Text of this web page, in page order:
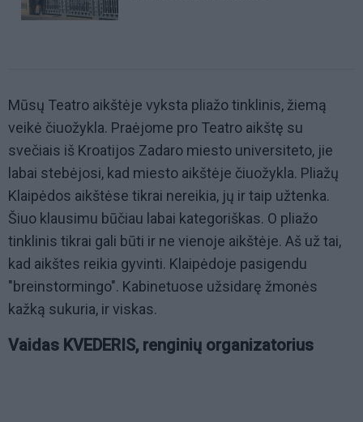
Mūsų Teatro aikštėje vyksta pliažo tinklinis, žiemą
veikė čiuožykla. Praėjome pro Teatro aikštę su
svečiais iš Kroatijos Zadaro miesto universiteto, jie
labai stebėjosi, kad miesto aikštėje čiuožykla. Pliažų
Klaipėdos aikštėse tikrai nereikia, jų ir taip užtenka.
Šiuo klausimu būčiau labai kategoriškas. O pliažo
tinklinis tikrai gali būti ir ne vienoje aikštėje. Aš už tai,
kad aikštes reikia gyvinti. Klaipėdoje pasigendu
"breinstormingo". Kabinetuose užsidarę žmonės
kažką sukuria, ir viskas.
Vaidas KVEDERIS, renginių organizatorius